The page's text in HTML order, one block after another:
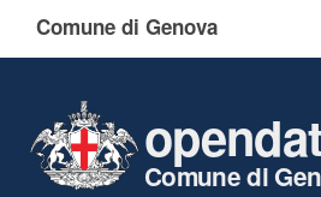
Comune di Genova
Comune di